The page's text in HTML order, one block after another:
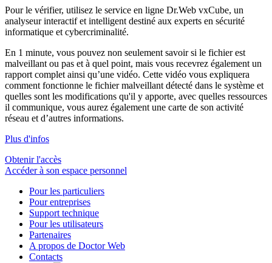
Pour le vérifier, utilisez le service en ligne Dr.Web vxCube, un
analyseur interactif et intelligent destiné aux experts en sécurité
informatique et cybercriminalité.
En 1 minute, vous pouvez non seulement savoir si le fichier est
malveillant ou pas et à quel point, mais vous recevrez également un
rapport complet ainsi qu’une vidéo. Cette vidéo vous expliquera
comment fonctionne le fichier malveillant détecté dans le système et
quelles sont les modifications qu'il y apporte, avec quelles ressources
il communique, vous aurez également une carte de son activité
réseau et d’autres informations.
Plus d'infos
Obtenir l'accès
Accéder à son espace personnel
Pour les particuliers
Pour entreprises
Support technique
Pour les utilisateurs
Partenaires
A propos de Doctor Web
Contacts